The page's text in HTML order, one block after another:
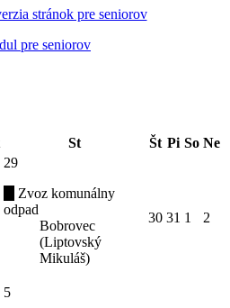
stránok pre seniorov
St Št Pi So Ne
29
Zvoz komunálny
odpad
Bobrovec
(Liptovský
Mikuláš)
30 31 1 2
5